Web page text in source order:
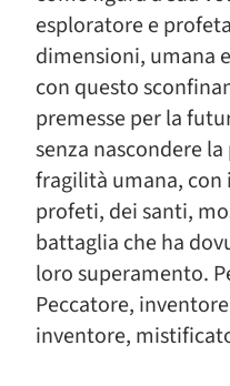
esploratore e
dimensioni, umana
con questo
premesse per la
senza nascondere
fragilità umana, con
profeti, dei santi,
battaglia che ha
loro superamento.
Peccatore,
inventore,